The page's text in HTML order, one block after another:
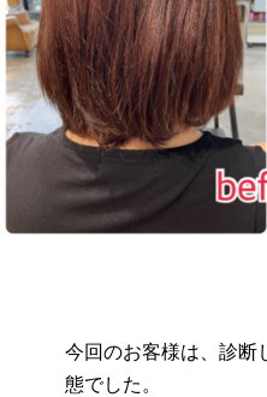
今回のお客様は、診断
態でした。